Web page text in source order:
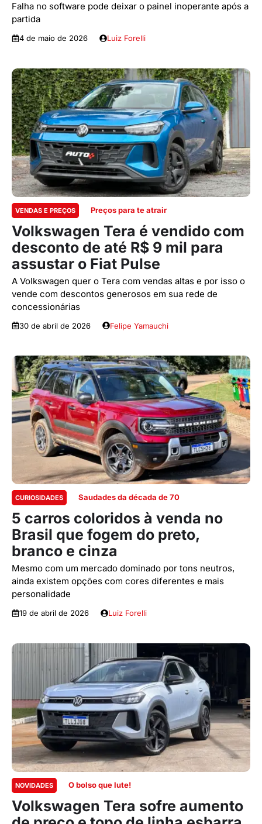
Falha no software pode deixar o painel inoperante após a
partida
4 de maio de 2026 Luiz Forelli
VENDAS E PREÇOS Preços para te atrair
Volkswagen Tera é vendido com
desconto de até R$ 9 mil para
assustar o Fiat Pulse
A Volkswagen quer o Tera com vendas altas e por isso o
vende com descontos generosos em sua rede de
concessionárias
30 de abril de 2026 Felipe Yamauchi
CURIOSIDADES Saudades da década de 70
5 carros coloridos à venda no
Brasil que fogem do preto,
branco e cinza
Mesmo com um mercado dominado por tons neutros,
ainda existem opções com cores diferentes e mais
personalidade
19 de abril de 2026 Luiz Forelli
NOVIDADES O bolso que lute!
Volkswagen Tera sofre aumento